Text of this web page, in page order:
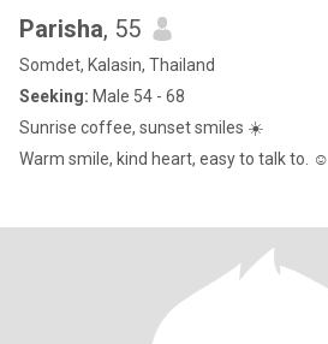
Parisha, 55
Somdet, Kalasin, Thailand
Seeking: Male 54 - 68
Sunrise coffee, sunset smiles ☀️
Warm smile, kind heart, easy to talk to. ☺️